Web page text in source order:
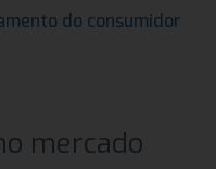
do consumidor
mercado